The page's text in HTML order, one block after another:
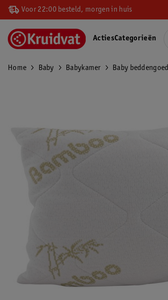
Voor 22:00 besteld, morgen in huis
ActiesCategorieën
Home Baby Babykamer Baby beddengoed